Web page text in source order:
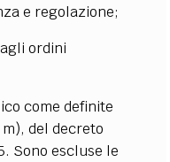
e regolazione;
ordini
come definite
del decreto
Sono escluse le